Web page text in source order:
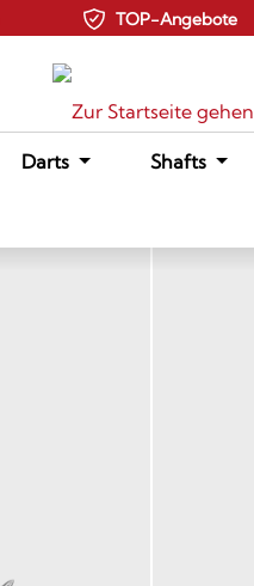
TOP-Angebote
Darts Shafts